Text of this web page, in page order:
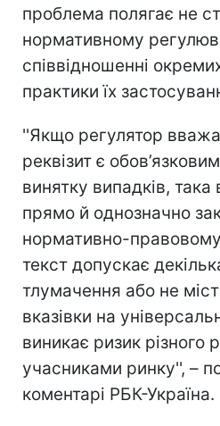
проблема полягає не
нормативному
співвідношенні
практики їх
''Якщо регулятор
реквізит є
винятку випадків,
прямо й однозначно
нормативно-правовому
текст допускає
тлумачення або не
вказівки на
виникає ризик різного
учасниками ринку'', –
коментарі РБК-Україна.